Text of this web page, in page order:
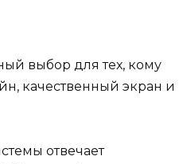
выбор для тех, кому
качественный экран и
отвечает